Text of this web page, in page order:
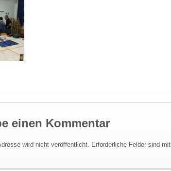
einen Kommentar
wird nicht veröffentlicht. Erforderliche Felder sind mit